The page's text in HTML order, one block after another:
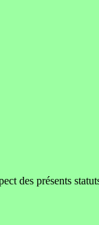
des présents